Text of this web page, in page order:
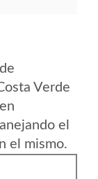
Verde
el
el mismo.